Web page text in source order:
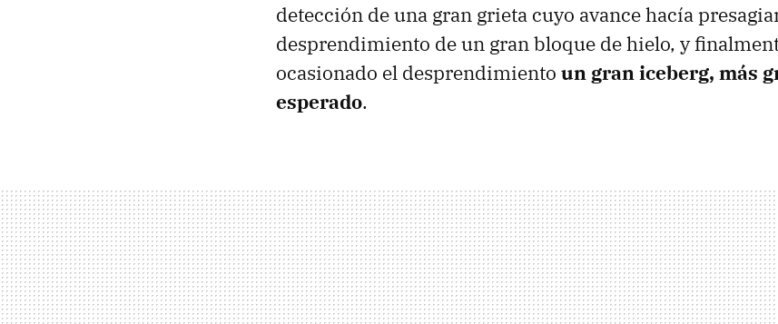
detección de una gran grieta cuyo avance hacía
desprendimiento de un gran bloque de hielo, y
ocasionado el desprendimiento un gran iceberg, más
esperado.